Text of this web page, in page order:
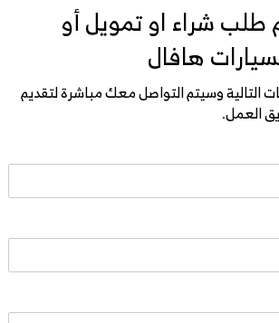
شراء او تمويل أو
هافال
التالية وسيتم التواصل معك مباشرة لتقديم
العمل.